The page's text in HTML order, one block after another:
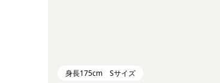
身長175cm Sサイズ